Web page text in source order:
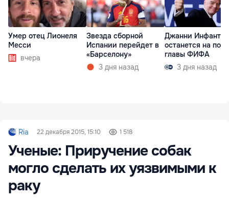
Умер отец Лионеля
Месси
вчера
Звезда сборной
Испании перейдет в
«Барселону»
3 дня назад
Джанни
останется на
главы ФИФА
3 дня назад
Ria 22 декабря 2015, 15:10 1 518
Ученые: Приручение собак
могло сделать их уязвимыми к
раку